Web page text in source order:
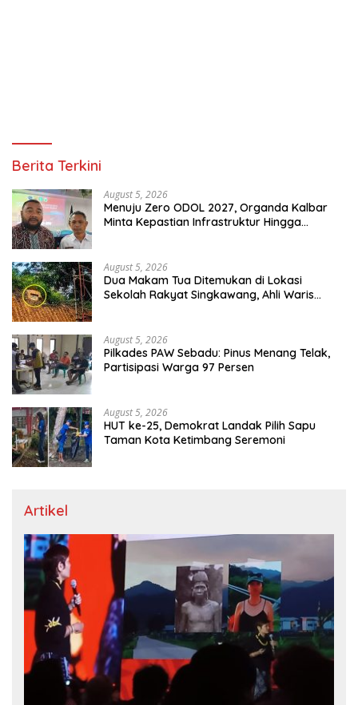
Berita Terkini
August 5, 2026
Menuju Zero ODOL 2027, Organda Kalbar
Minta Kepastian Infrastruktur Hingga
August 5, 2026
Dua Makam Tua Ditemukan di Lokasi
Sekolah Rakyat Singkawang, Ahli Waris
August 5, 2026
Pilkades PAW Sebadu: Pinus Menang Telak,
Partisipasi Warga 97 Persen
August 5, 2026
HUT ke-25, Demokrat Landak Pilih Sapu
Taman Kota Ketimbang Seremoni
Artikel